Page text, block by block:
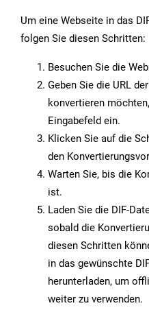
Um eine Webseite in das
folgen Sie diesen Schritten:
Besuchen Sie die
Geben Sie die URL
konvertieren
Eingabefeld ein.
Klicken Sie auf die
den
Warten Sie, bis die
ist.
Laden Sie die DIF-
sobald die
diesen Schritten
in das gewünschte
herunterladen, um
weiter zu verwenden.